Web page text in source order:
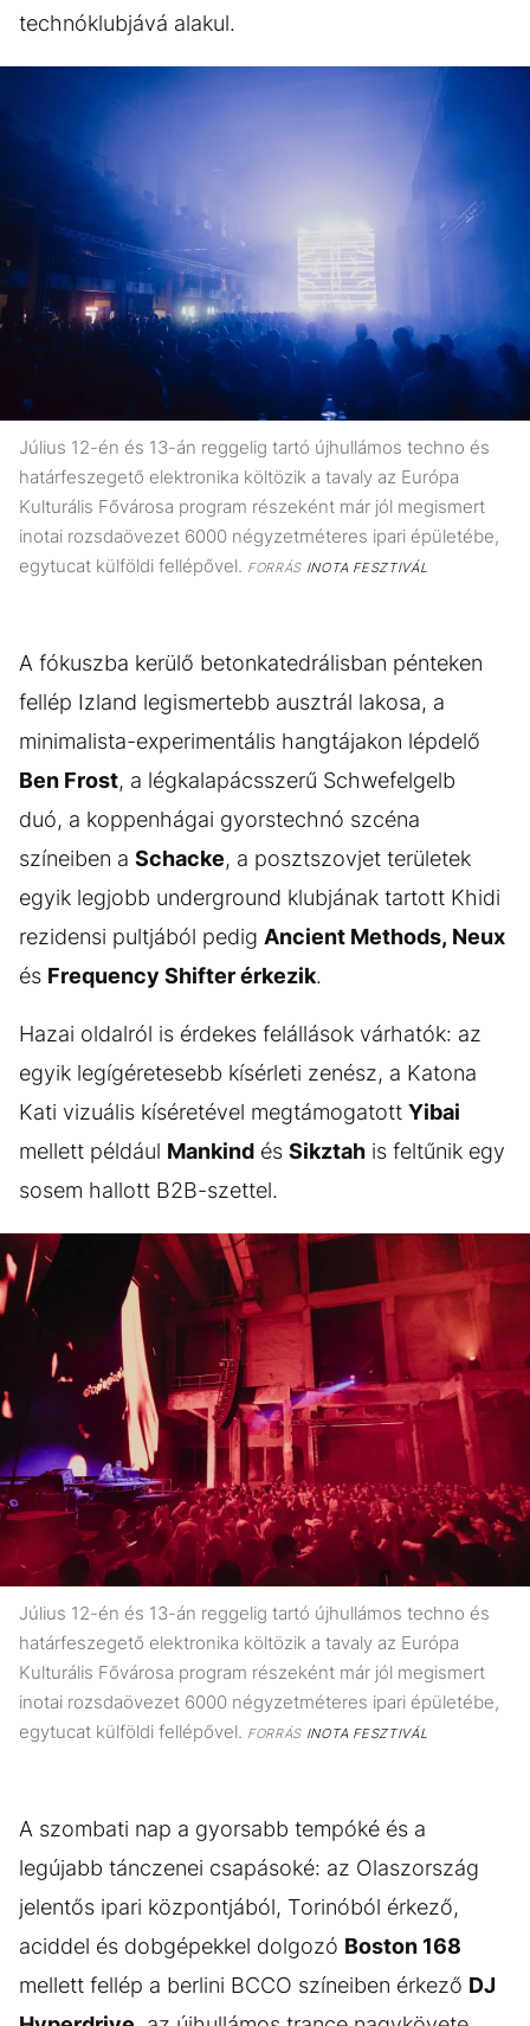
technóklubjává alakul.
Július 12-én és 13-án reggelig tartó újhullámos techno és
határfeszegető elektronika költözik a tavaly az Európa
Kulturális Fővárosa program részeként már jól megismert
inotai rozsdaövezet 6000 négyzetméteres ipari épületébe,
egytucat külföldi fellépővel. FORRÁSINOTA FESZTIVÁL
A fókuszba kerülő betonkatedrálisban pénteken
fellép Izland legismertebb ausztrál lakosa, a
minimalista-experimentális hangtájakon lépdelő
Ben Frost, a légkalapácsszerű Schwefelgelb
duó, a koppenhágai gyorstechnó szcéna
színeiben a Schacke, a posztszovjet területek
egyik legjobb underground klubjának tartott Khidi
rezidensi pultjából pedig Ancient Methods, Neux
és Frequency Shifter érkezik.
Hazai oldalról is érdekes felállások várhatók: az
egyik legígéretesebb kísérleti zenész, a Katona
Kati vizuális kíséretével megtámogatott Yibai
mellett például Mankind és Sikztah is feltűnik egy
sosem hallott B2B-szettel.
Július 12-én és 13-án reggelig tartó újhullámos techno és
határfeszegető elektronika költözik a tavaly az Európa
Kulturális Fővárosa program részeként már jól megismert
inotai rozsdaövezet 6000 négyzetméteres ipari épületébe,
egytucat külföldi fellépővel. FORRÁSINOTA FESZTIVÁL
A szombati nap a gyorsabb tempóké és a
legújabb tánczenei csapásoké: az Olaszország
jelentős ipari központjából, Torinóból érkező,
aciddel és dobgépekkel dolgozó Boston 168
mellett fellép a berlini BCCO színeiben érkező DJ